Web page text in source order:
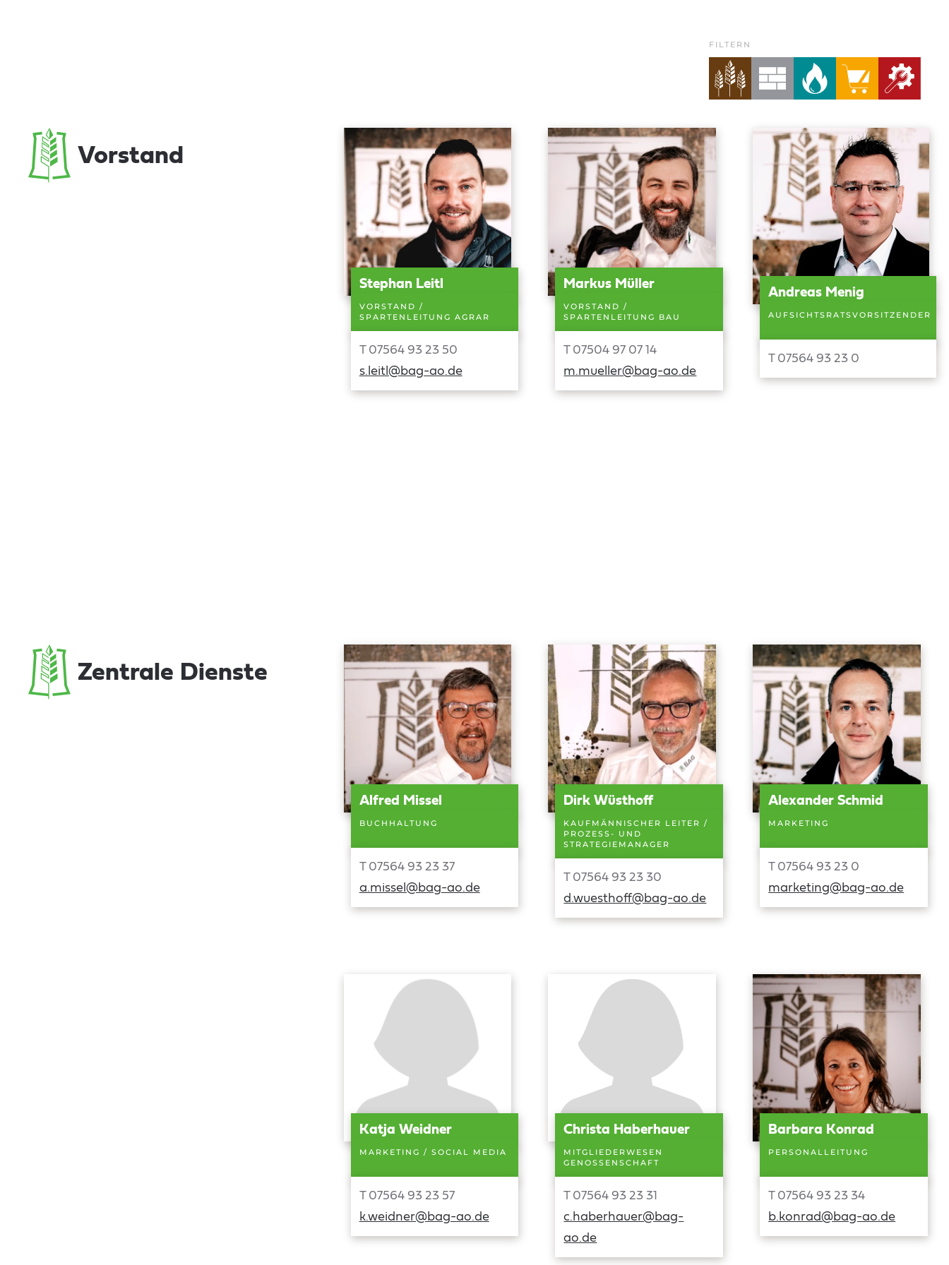
FILTERN
Vorstand
Stephan Leitl
VORSTAND /
SPARTENLEITUNG AGRAR
T 07564 93 23 50
s.leitl@bag-ao.de
Markus Müller
VORSTAND /
SPARTENLEITUNG BAU
T 07504 97 07 14
m.mueller@bag-ao.de
Andreas Menig
AUFSICHTSRATSVORSITZENDER
T 07564 93 23 0
Zentrale Dienste
Alfred Missel
BUCHHALTUNG
T 07564 93 23 37
a.missel@bag-ao.de
Dirk Wüsthoff
KAUFMÄNNISCHER LEITER /
PROZESS- UND
STRATEGIEMANAGER
T 07564 93 23 30
d.wuesthoff@bag-ao.de
Alexander Schmid
MARKETING
T 07564 93 23 0
marketing@bag-ao.de
Katja Weidner
MARKETING / SOCIAL MEDIA
T 07564 93 23 57
k.weidner@bag-ao.de
Christa Haberhauer
MITGLIEDERWESEN
GENOSSENSCHAFT
T 07564 93 23 31
c.haberhauer@bag-
ao.de
Barbara Konrad
PERSONALLEITUNG
T 07564 93 23 34
b.konrad@bag-ao.de